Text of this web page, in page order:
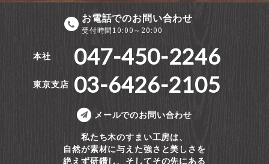
お電話でのお問い合わせ
受付時間10:00～20:00
本社 047-450-2246
東京支店 03-6426-2105
メールでのお問い合わせ
私たち木のすまい工房は、
自然が素材に与えた強さと美しさを
絶えず研鑽し、そしてその先にある